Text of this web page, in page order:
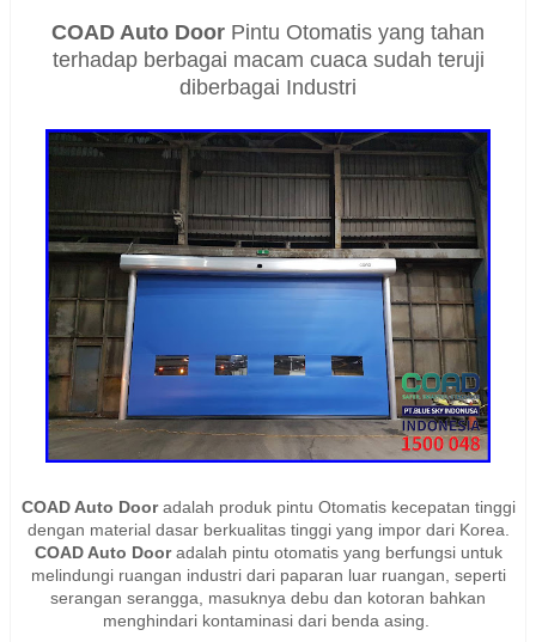
COAD Auto Door Pintu Otomatis yang tahan
terhadap berbagai macam cuaca sudah teruji
diberbagai Industri
COAD Auto Dooradalah produk pintu Otomatis kecepatan tinggi
dengan material dasar berkualitas tinggi yang impor dari Korea.
COAD Auto Dooradalah pintu otomatis yang berfungsi untuk
melindungi ruangan industri dari paparan luar ruangan, seperti
serangan serangga, masuknya debu dan kotoran bahkan
menghindari kontaminasi dari benda asing.